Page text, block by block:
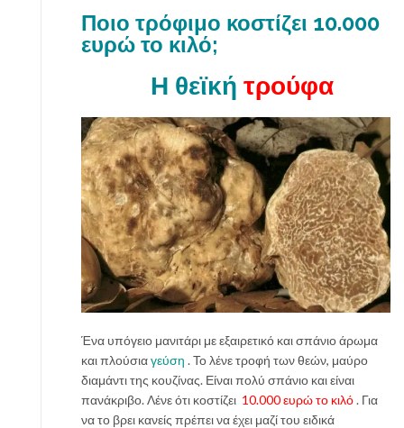
Ποιο τρόφιμο κοστίζει 10.000
ευρώ το κιλό;
Η θεϊκή τρούφα
Ένα υπόγειο μανιτάρι με εξαιρετικό και σπάνιο άρωμα
και πλούσιαγεύση . Το λένε τροφή των θεών, μαύρο
διαμάντι της κουζίνας. Είναι πολύ σπάνιο και είναι
πανάκριβο. Λένε ότι κοστίζει 10.000 ευρώ το κιλό. Για
να το βρει κανείς πρέπει να έχει μαζί του ειδικά